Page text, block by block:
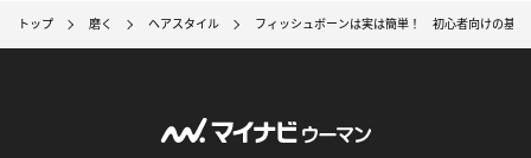
トップ 磨く ヘアスタイル フィッシュボーンは実は簡単！ 初心者向けの基本